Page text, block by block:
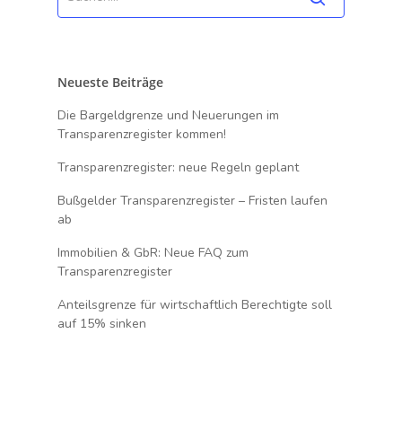
Neueste Beiträge
Die Bargeldgrenze und Neuerungen im
Transparenzregister kommen!
Transparenzregister: neue Regeln geplant
Bußgelder Transparenzregister – Fristen laufen
ab
Immobilien & GbR: Neue FAQ zum
Transparenzregister
Anteilsgrenze für wirtschaftlich Berechtigte soll
auf 15% sinken